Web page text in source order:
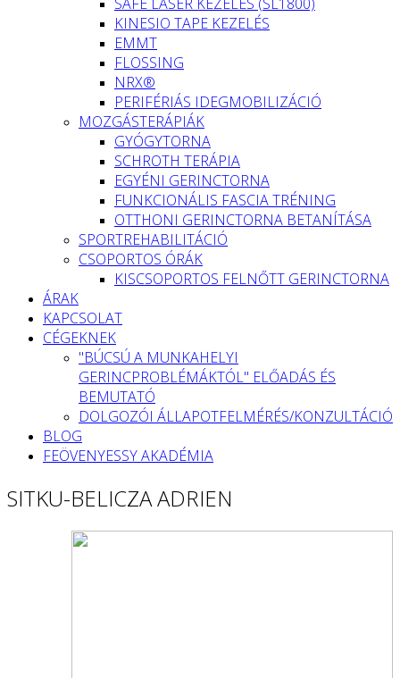
KINESIO TAPE KEZELÉS
EMMT
FLOSSING
NRX®
PERIFÉRIÁS IDEGMOBILIZÁCIÓ
MOZGÁSTERÁPIÁK
GYÓGYTORNA
SCHROTH TERÁPIA
EGYÉNI GERINCTORNA
FUNKCIONÁLIS FASCIA TRÉNING
OTTHONI GERINCTORNA BETANÍTÁSA
SPORTREHABILITÁCIÓ
CSOPORTOS ÓRÁK
KISCSOPORTOS FELNŐTT GERINCTORNA
ÁRAK
KAPCSOLAT
CÉGEKNEK
"BÚCSÚ A MUNKAHELYI
GERINCPROBLÉMÁKTÓL" ELŐADÁS ÉS
BEMUTATÓ
DOLGOZÓI ÁLLAPOTFELMÉRÉS/KONZULTÁCIÓ
BLOG
FEÖVENYESSY AKADÉMIA
SITKU-BELICZA ADRIEN